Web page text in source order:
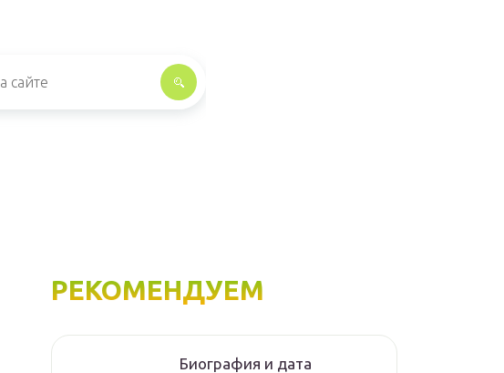
РЕКОМЕНДУЕМ
Биография и дата